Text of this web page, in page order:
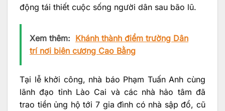
động tái thiết cuộc sống người dân sau bão lũ.
Xem thêm: Khánh thành điểm trường Dân
trí nơi biên cương Cao Bằng
Tại lễ khởi công, nhà báo Phạm Tuấn Anh cùng
lãnh đạo tỉnh Lào Cai và các nhà hảo tâm đã
trao tiền ủng hộ tới 7 gia đình có nhà sập đổ, cũ